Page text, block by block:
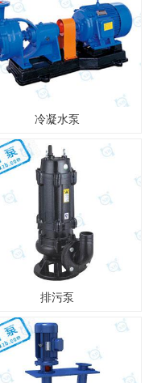
冷凝水泵
排污泵